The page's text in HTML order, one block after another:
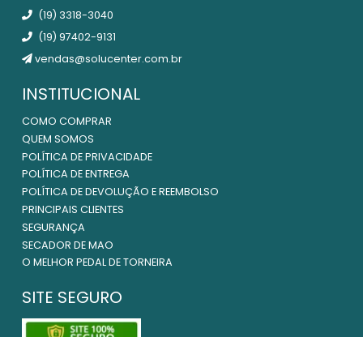
(19) 3318-3040
(19) 97402-9131
vendas@solucenter.com.br
INSTITUCIONAL
COMO COMPRAR
QUEM SOMOS
POLÍTICA DE PRIVACIDADE
POLÍTICA DE ENTREGA
POLÍTICA DE DEVOLUÇÃO E REEMBOLSO
PRINCIPAIS CLIENTES
SEGURANÇA
SECADOR DE MAO
O MELHOR PEDAL DE TORNEIRA
SITE SEGURO